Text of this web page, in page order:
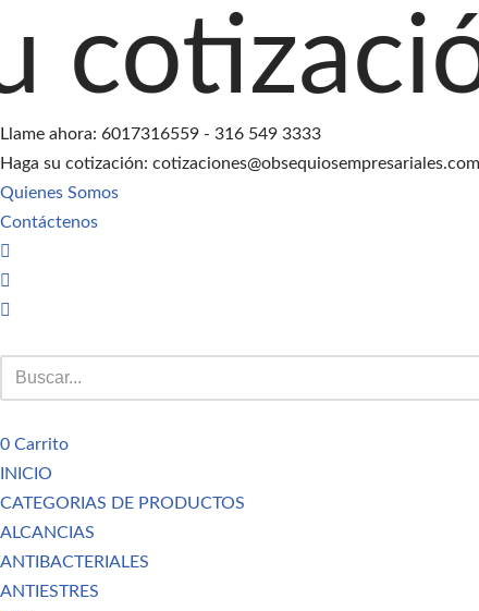
al
Llame ahora: 6017316559 - 316 549 3333
Haga su cotización:
Quienes Somos
Contáctenos
0 Carrito
INICIO
CATEGORIAS DE PRODUCTOS
ALCANCIAS
ANTIBACTERIALES
ANTIESTRES